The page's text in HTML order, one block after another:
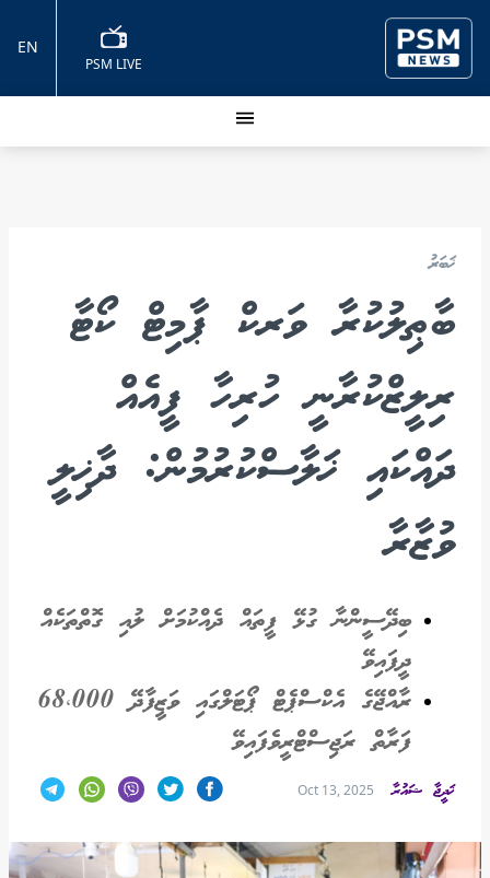
PSM LIVE
EN
ޚަބަރު
ބާޠިލުކުރާ ވަރކް ޕާމިޓް ކޯޓާ
ރިލީޒްކުރާނީ ހުރިހާ ފީއެއް
ދައްކައި ޚަލާސްކުރުމުން: ދާޚިލީ
ވުޒާރާ
ބިދޭސީންނާ ގުޅޭ ފީތައް ދެއްކުމަށް ލުއި ގޮތްތަކެއް
ދީފައިވޭ
ރާއްޖޭގެ އެކްސްޕެޓް ޕޯޓަލްގައި ވަޒީފާދޭ 68،000
ފަރާތް ރަޖިސްޓްރީވެފައިވޭ
ޚަދީޖާ ޝައުރާ Oct 13, 2025